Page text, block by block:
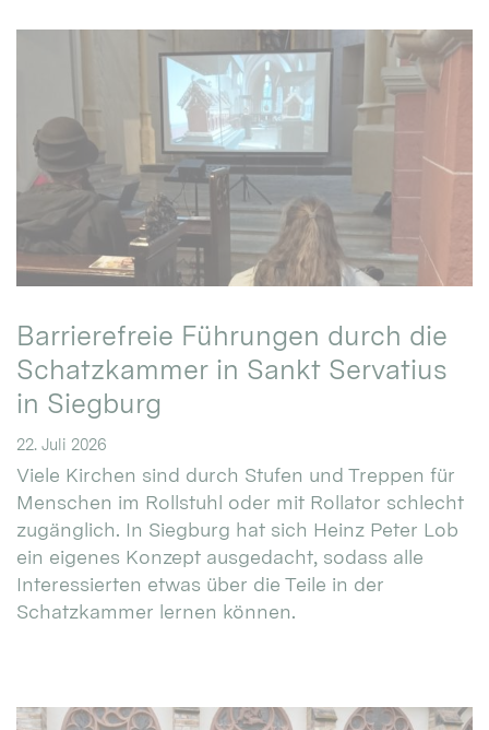
Barrierefreie Führungen durch die
Schatzkammer in Sankt Servatius
in Siegburg
22. Juli 2026
Viele Kirchen sind durch Stufen und Treppen für
Menschen im Rollstuhl oder mit Rollator schlecht
zugänglich. In Siegburg hat sich Heinz Peter Lob
ein eigenes Konzept ausgedacht, sodass alle
Interessierten etwas über die Teile in der
Schatzkammer lernen können.